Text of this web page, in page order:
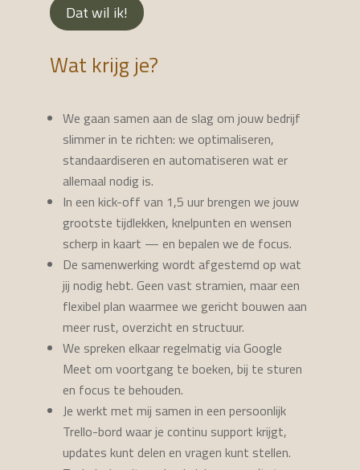
Dat wil ik!
Wat krijg je?
We gaan samen aan de slag om jouw bedrijf
slimmer in te richten: we optimaliseren,
standaardiseren en automatiseren wat er
allemaal nodig is.
In een kick-off van 1,5 uur brengen we jouw
grootste tijdlekken, knelpunten en wensen
scherp in kaart — en bepalen we de focus.
De samenwerking wordt afgestemd op wat
jij nodig hebt. Geen vast stramien, maar een
flexibel plan waarmee we gericht bouwen aan
meer rust, overzicht en structuur.
We spreken elkaar regelmatig via Google
Meet om voortgang te boeken, bij te sturen
en focus te behouden.
Je werkt met mij samen in een persoonlijk
Trello-bord waar je continu support krijgt,
updates kunt delen en vragen kunt stellen.